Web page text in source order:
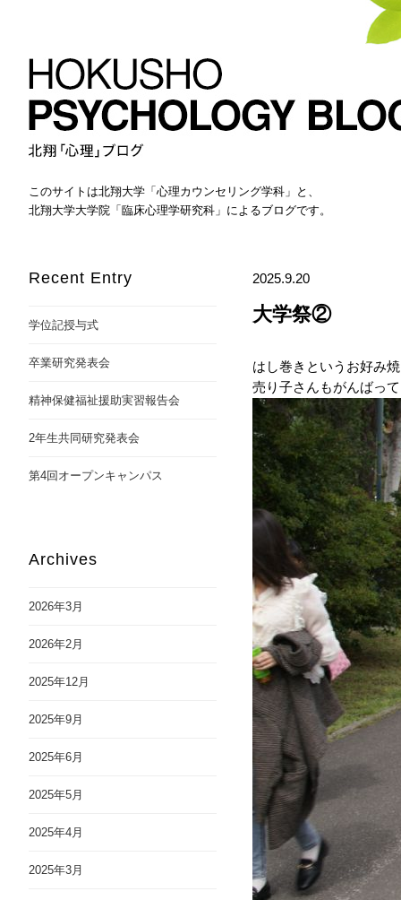
このサイトは北翔大学「心理カウンセリング学科」と、
北翔大学大学院「臨床心理学研究科」によるブログです。
Recent Entry
学位記授与式
卒業研究発表会
精神保健福祉援助実習報告会
2年生共同研究発表会
第4回オープンキャンパス
Archives
2026年3月
2026年2月
2025年12月
2025年9月
2025年6月
2025年5月
2025年4月
2025年3月
2025.9.20
大学祭②
はし巻きというお好み
売り子さんもがんばっ